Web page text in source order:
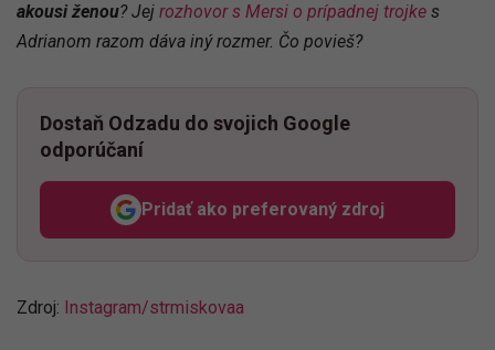
akousi ženou? Jej rozhovor s Mersi o prípadnej trojke s
Adrianom razom dáva iný rozmer. Čo povieš?
Dostaň Odzadu do svojich Google
odporúčaní
Pridať ako preferovaný zdroj
Odzadu, odkaz sa otvorí v
Zdroj: Instagram/strmiskovaa